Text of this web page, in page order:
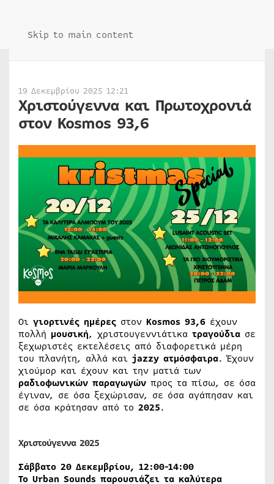
Skip to main content
19 Δεκεμβρίου 2025 12:21
Χριστούγεννα και Πρωτοχρονιά
στον Kosmos 93,6
Οι γιορτινές ημέρες στον Kosmos 93,6 έχουν
πολλή μουσική, χριστουγεννιάτικα τραγούδια σε
ξεχωριστές εκτελέσεις από διαφορετικά μέρη
του πλανήτη, αλλά και jazzy ατμόσφαιρα. Έχουν
χιούμορ και έχουν και την ματιά των
ραδιοφωνικών παραγωγών προς τα πίσω, σε όσα
έγιναν, σε όσα ξεχώρισαν, σε όσα αγάπησαν και
σε όσα κράτησαν από το 2025.
Χριστούγεννα 2025
Σάββατο 20 Δεκεμβρίου, 12:00-14:00
Το Urban Sounds παρουσιάζει τα καλύτερα